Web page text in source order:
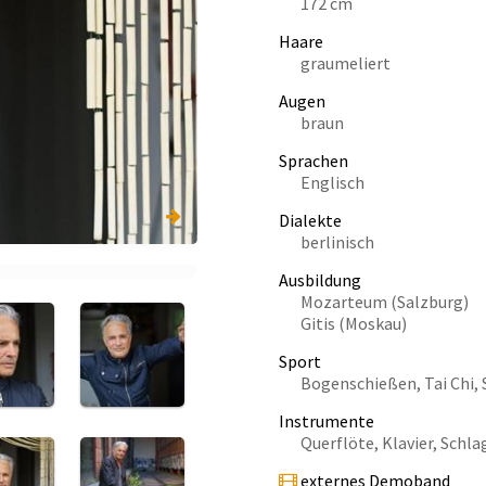
Haare
graumeliert
Augen
braun
Sprachen
Englisch
Dialekte
berlinisch
Ausbildung
Mozarteum (Salzburg)
Gitis (Moskau)
Sport
Bogenschießen, Tai
Instrumente
Querflöte, Klavier,
externes Demoband